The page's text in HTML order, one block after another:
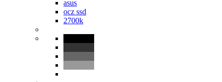
asus
ocz ssd
2700k